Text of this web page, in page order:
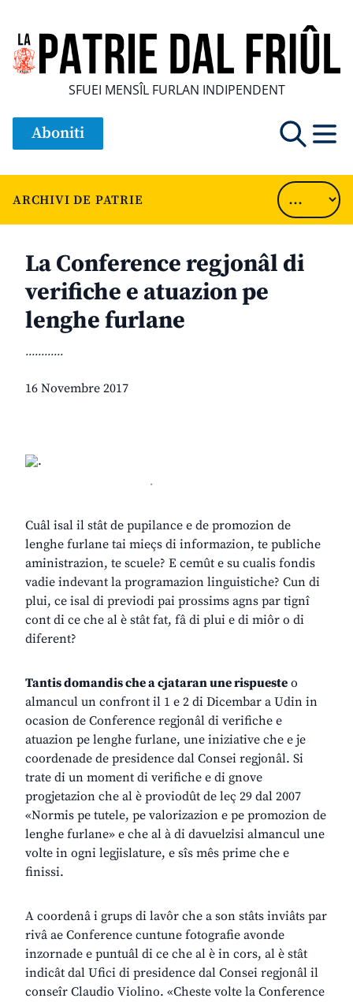
SFUEI MENSÎL FURLAN INDIPENDENT
Aboniti
ARCHIVI DE PATRIE
La Conference regjonâl di
verifiche e atuazion pe
lenghe furlane
............
16 Novembre 2017
.
Cuâl isal il stât de pupilance e de promozion de
lenghe furlane tai mieçs di informazion, te publiche
aministrazion, te scuele? E cemût e su cualis fondis
vadie indevant la programazion linguistiche? Cun di
plui, ce isal di previodi pai prossims agns par tignî
cont di ce che al è stât fat, fâ di plui e di miôr o di
diferent?
Tantis domandis che a cjataran une rispueste o
almancul un confront il 1 e 2 di Dicembar a Udin in
ocasion de Conference regjonâl di verifiche e
atuazion pe lenghe furlane, une iniziative che e je
coordenade de presidence dal Consei regjonâl. Si
trate di un moment di verifiche e di gnove
progjetazion che al è proviodût de leç 29 dal 2007
«Normis pe tutele, pe valorizazion e pe promozion de
lenghe furlane» e che al à di davuelzisi almancul une
volte in ogni legjislature, e sîs mês prime che e
finissi.
A coordenâ i grups di lavôr che a son stâts inviâts par
rivâ ae Conference cuntune fotografie avonde
inzornade e puntuâl di ce che al è in cors, al è stât
indicât dal Ufici di presidence dal Consei regjonâl il
conseîr Claudio Violino. «Cheste volte la Conference